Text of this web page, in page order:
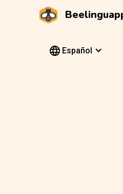
Español